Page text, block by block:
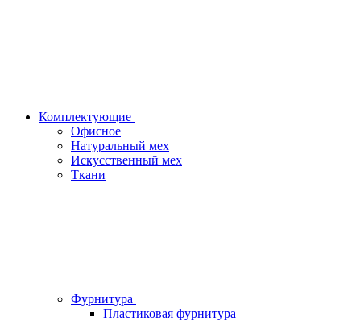
Комплектующие
Офисное
Натуральный мех
Искусственный мех
Ткани
Фурнитура
Пластиковая фурнитура